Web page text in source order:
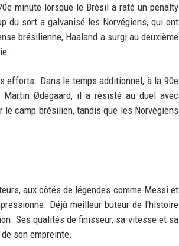
minute lorsque le Brésil a raté un penalty
du sort a galvanisé les Norvégiens, qui ont
brésilienne, Haaland a surgi au deuxième
efforts. Dans le temps additionnel, à la 90e
Ødegaard, il a résisté au duel avec
camp brésilien, tandis que les Norvégiens
aux côtés de légendes comme Messi et
Déjà meilleur buteur de l'histoire
Ses qualités de finisseur, sa vitesse et sa
son empreinte.